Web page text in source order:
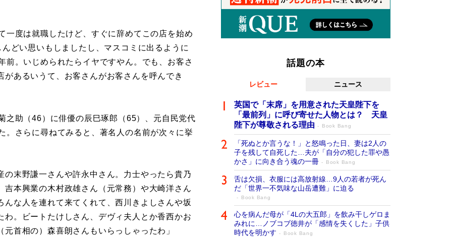
一度は就職したけど、すぐに辞めてこの店を始め
どい思いもしましたし、マスコミに出るように
。いじめられたらイヤですやん。でも、お客さ
あるいうて、お客さんがお客さんを呼んでき
助（46）に俳優の辰巳琢郎（65）、元自民党代
。さらに尋ねてみると、著名人の名前が次々に挙
末野謙一さんや許永中さん。力士やったら貴乃
本興業の木村政雄さん（元常務）や大崎洋さん
な人を連れて来てくれて、西川きよしさんや坂
。ビートたけしさん、デヴィ夫人とか香西かお
首相の）森喜朗さんもいらっしゃったわ」
話題の本
レビュー ニュース
英国で「末席」を用意された天皇陛下を
「最前列」に呼び寄せた人物とは？ 天皇
陛下が尊敬される理由
Book Bang
「死ぬとか言うな！」と怒鳴った日、妻は2人の
子を残して自死した…夫が「自分の犯した罪や愚
かさ」に向き合う魂の一冊
Book Bang
舌は欠損、衣服には高放射線…9人の若者が死ん
だ「世界一不気味な山岳遭難」に迫る
Book Bang
心を病んだ母が「4Lの大五郎」を飲み干しゲロま
みれに…ノブコブ徳井が「感情を失くした」子供
時代を明かす
Book Bang